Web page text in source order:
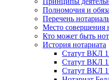
Полномочия и
Перечень
Место совершения
Кто может быть
История нотариата
Статут ВКЛ
Статут ВКЛ
Статут ВКЛ